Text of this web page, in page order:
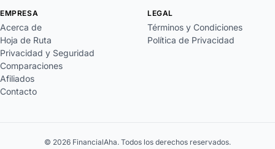
EMPRESA
Acerca de
Hoja de Ruta
Privacidad y Seguridad
Comparaciones
Afiliados
Contacto
LEGAL
Términos y Condiciones
Política de Privacidad
© 2026 FinancialAha. Todos los derechos reservados.